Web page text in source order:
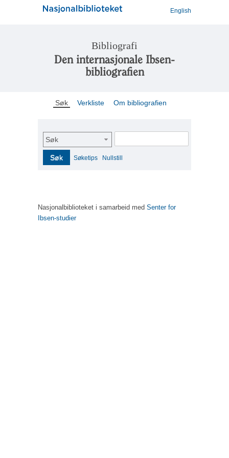
English
Bibliografi
Den internasjonale Ibsen-
bibliografien
Søk Verkliste Om bibliografien
Søk
Søk Søketips Nullstill
Nasjonalbiblioteket i samarbeid med Senter for
Ibsen-studier